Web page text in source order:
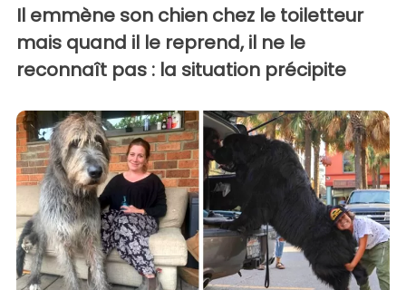
Il emmène son chien chez le toiletteur
mais quand il le reprend, il ne le
reconnaît pas : la situation précipite